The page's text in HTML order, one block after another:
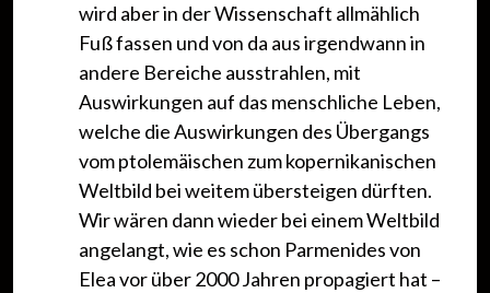
wird aber in der Wissenschaft allmählich
Fuß fassen und von da aus irgendwann in
andere Bereiche ausstrahlen, mit
Auswirkungen auf das menschliche Leben,
welche die Auswirkungen des Übergangs
vom ptolemäischen zum kopernikanischen
Weltbild bei weitem übersteigen dürften.
Wir wären dann wieder bei einem Weltbild
angelangt, wie es schon Parmenides von
Elea vor über 2000 Jahren propagiert hat –